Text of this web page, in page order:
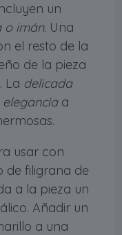
un
o imán. Una
el resto de la
de la pieza
La delicada
a
usar con
de filigrana de
a la pieza un
Añadir un
a una